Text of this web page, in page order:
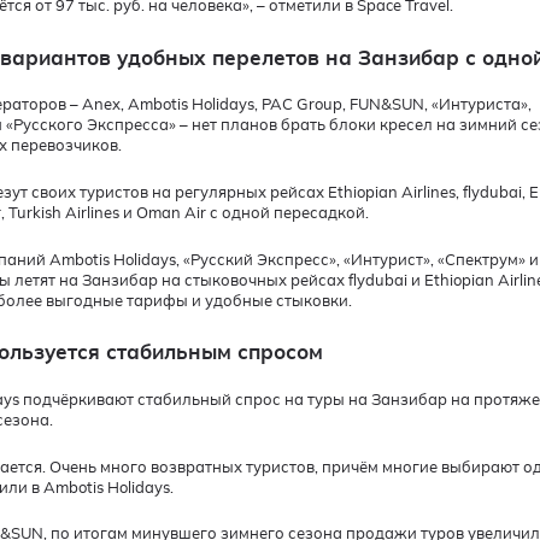
от 97 тыс. руб. на человека», – отметили в Space Travel.
удобных перелетов на Занзибар с
– Anex, Ambotis Holidays, PAC Group, FUN&SUN, «Интуриста»,
«Русского Экспресса» – нет планов брать блоки кресел на зимний
перевозчиков.
своих туристов на регулярных рейсах Ethiopian Airlines, flydubai,
Turkish Airlines и Oman Air с одной пересадкой.
Ambotis Holidays, «Русский Экспресс», «Интурист», «Спектрум»
летят на Занзибар на стыковочных рейсах flydubai и Ethiopian
выгодные тарифы и удобные стыковки.
стабильным спросом
подчёркивают стабильный спрос на туры на Занзибар на
Очень много возвратных туристов, причём многие выбирают
в Ambotis Holidays.
по итогам минувшего зимнего сезона продажи туров